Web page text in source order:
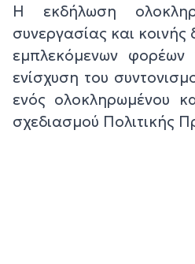
Η εκδήλωση
συνεργασίας και
εμπλεκόμενων φορέων
ενίσχυση του
ενός ολοκληρωμένου
σχεδιασμού Πολιτικής